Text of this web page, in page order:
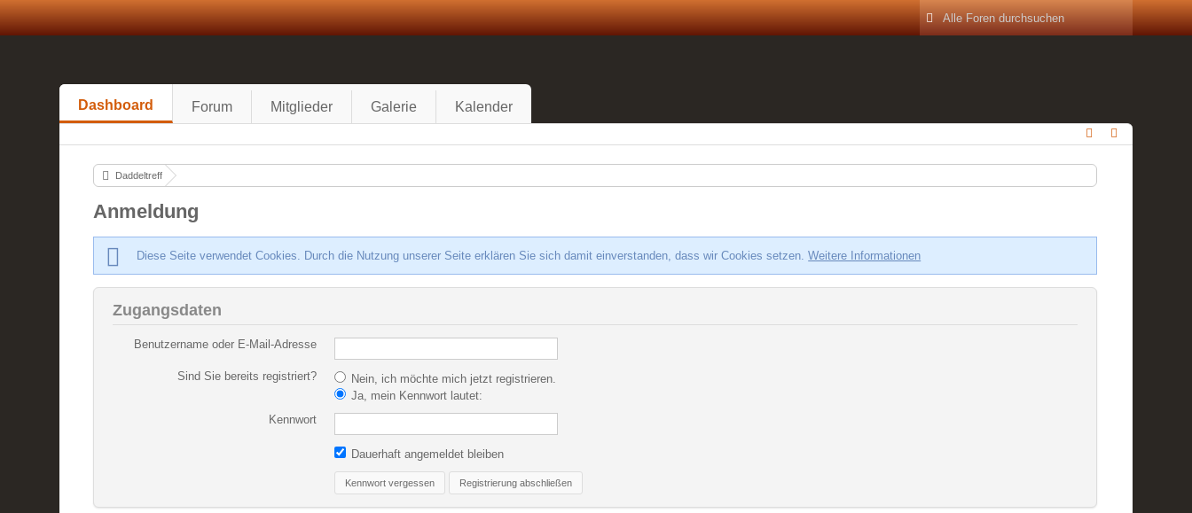
Dashboard Forum Mitglieder Galerie Kalender
Daddeltreff
Anmeldung
Diese Seite verwendet Cookies. Durch die Nutzung unserer Seite erklären Sie sich damit einverstanden, dass wir Cookies setzen.Weitere Informationen
Zugangsdaten
Benutzername oder E-Mail-Adresse
Sind Sie bereits registriert?
Nein, ich möchte mich jetzt registrieren.
Ja, mein Kennwort lautet:
Kennwort
Dauerhaft angemeldet bleiben
Kennwort vergessen Registrierung abschließen